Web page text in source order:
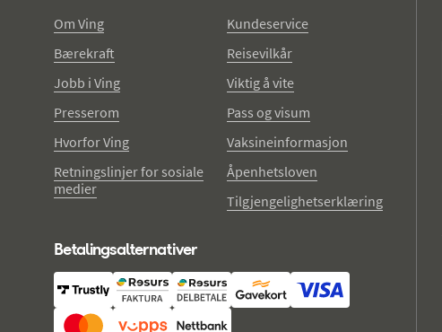
Om Ving
Bærekraft
Jobb i Ving
Presserom
Hvorfor Ving
Retningslinjer for sosiale
medier
Kundeservice
Reisevilkår
Viktig å vite
Pass og visum
Vaksineinformasjon
Åpenhetsloven
Tilgjengelighetserklæring
Betalingsalternativer